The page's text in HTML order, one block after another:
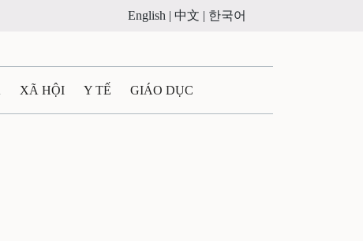
English | 中文 | 한국어
XÃ HỘI Y TẾ GIÁO DỤC